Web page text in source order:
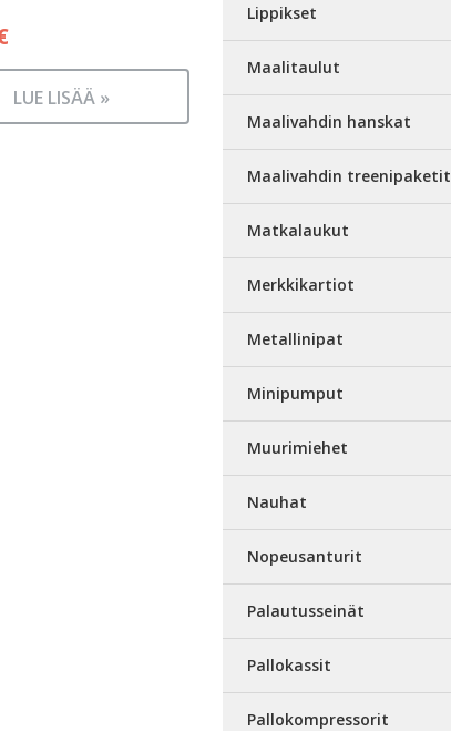
LUE LISÄÄ »
Lippikset
Maalitaulut
Maalivahdin hanskat
Maalivahdin treenipaketit
Matkalaukut
Merkkikartiot
Metallinipat
Minipumput
Muurimiehet
Nauhat
Nopeusanturit
Palautusseinät
Pallokassit
Pallokompressorit